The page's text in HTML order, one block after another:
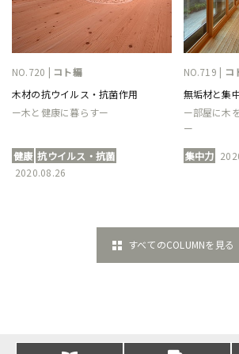
NO.720 | コト編
木材の抗ウイルス・抗菌作用
ー木と健康に暮らすー
健康 抗ウイルス・抗菌
2020.08.26
NO.719 | コ
無垢材と集
ー部屋に木
ー
集中力
すべてのCOLUMNを見る